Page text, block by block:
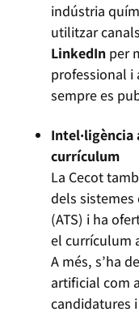
indústria
utilitzar
LinkedInper
professional i
sempre es
currículum
La Cecot
dels
(ATS) i ha
el currículum
A més, s’ha
artificial com
candidatures